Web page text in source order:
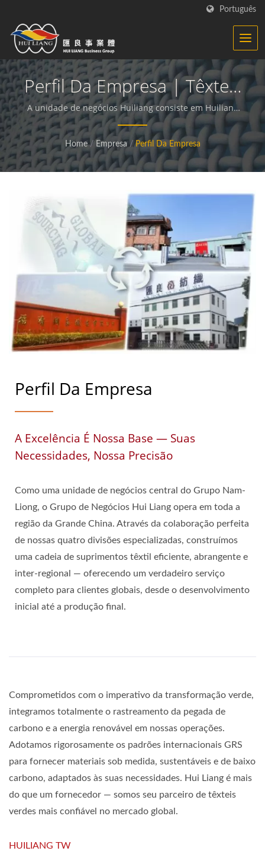
Português
Perfil Da Empresa | Têxteis
Sintéticos - Fabricante De
Tecidos Funcionais | HL
A unidade de negócios Huiliang consiste em Huiliang
Tw, Huiliang NT, Tongliong Fuqing e Hong Li | Nós nos
dedicamos a produzir tecidos funcionais e
sustentáveis e materiais compostos.
Home / Empresa / Perfil Da Empresa
Perfil Da Empresa
A Excelência É Nossa Base — Suas
Necessidades, Nossa Precisão
Como uma unidade de negócios central do Grupo Nam-
Liong, o Grupo de Negócios Hui Liang opera em toda a
região da Grande China. Através da colaboração perfeita
de nossas quatro divisões especializadas, construímos
uma cadeia de suprimentos têxtil eficiente, abrangente e
inter-regional — oferecendo um verdadeiro serviço
completo para clientes globais, desde o desenvolvimento
inicial até a produção final.
Comprometidos com o imperativo da transformação verde,
integramos totalmente o rastreamento da pegada de
carbono e a energia renovável em nossas operações.
Adotamos rigorosamente os padrões internacionais GRS
para fornecer materiais sob medida, sustentáveis e de baixo
carbono, adaptados às suas necessidades. Hui Liang é mais
do que um fornecedor — somos seu parceiro de têxteis
verdes mais confiável no mercado global.
HUILIANG TW